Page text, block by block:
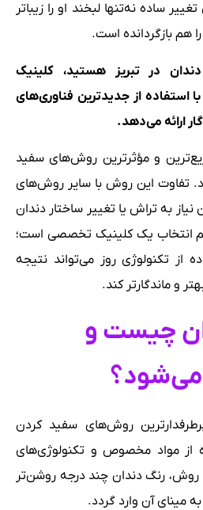
ساده نه‌تنها لبخند او را زیباتر
هم بازگردانده است.
در تبریز هستید، کلینیک
استفاده از جدیدترین فناوری‌های
ارائه می‌دهد.
و مؤثرترین روش‌های سفید
تفاوت این روش با سایر روش‌های
به تراش یا تغییر ساختار دندان
انتخاب یک کلینیک تخصصی است؛
از تکنولوژی روز می‌تواند نتیجه
و ماندگارتر کند.
چیست و
می‌شود؟
روش‌های سفید کردن
از مواد مخصوص و تکنولوژی‌های
روش، رنگ دندان چند درجه روشن‌تر
مینای آن وارد گردد.